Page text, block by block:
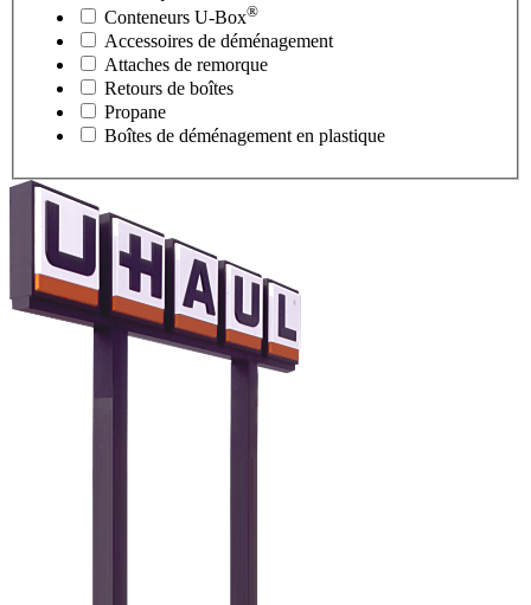
Conteneurs U-Box®
Accessoires de déménagement
Attaches de remorque
Retours de boîtes
Propane
Boîtes de déménagement en plastique